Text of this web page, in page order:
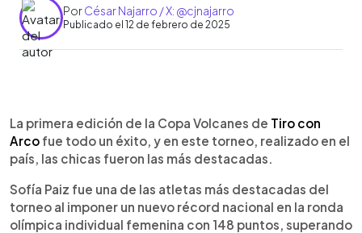
PorCésar Najarro / X: @cjnajarro
Publicado el 12 de febrero de 2025
Escuchar artículo
La primera edición de la Copa Volcanes de Tiro con
Arco fue todo un éxito, y en este torneo, realizado en el
país, las chicas fueron las más destacadas.
Sofía Paiz fue una de las atletas más destacadas del
torneo al imponer un nuevo récord nacional en la ronda
olímpica individual femenina con 148 puntos, superando